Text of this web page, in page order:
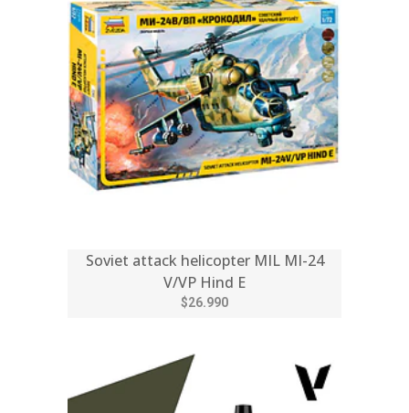
Soviet attack helicopter MIL MI-24
V/VP Hind E
$26.990